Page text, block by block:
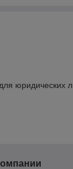
юридических